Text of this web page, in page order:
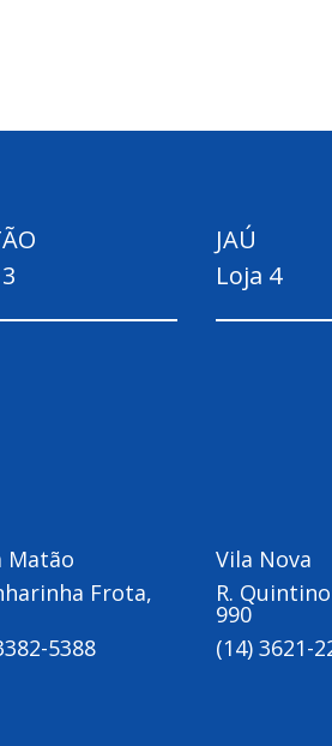
Matão
Frota,
5388
JAÚ
Loja 4
Vila Nova
R.
990
(14) 3621-